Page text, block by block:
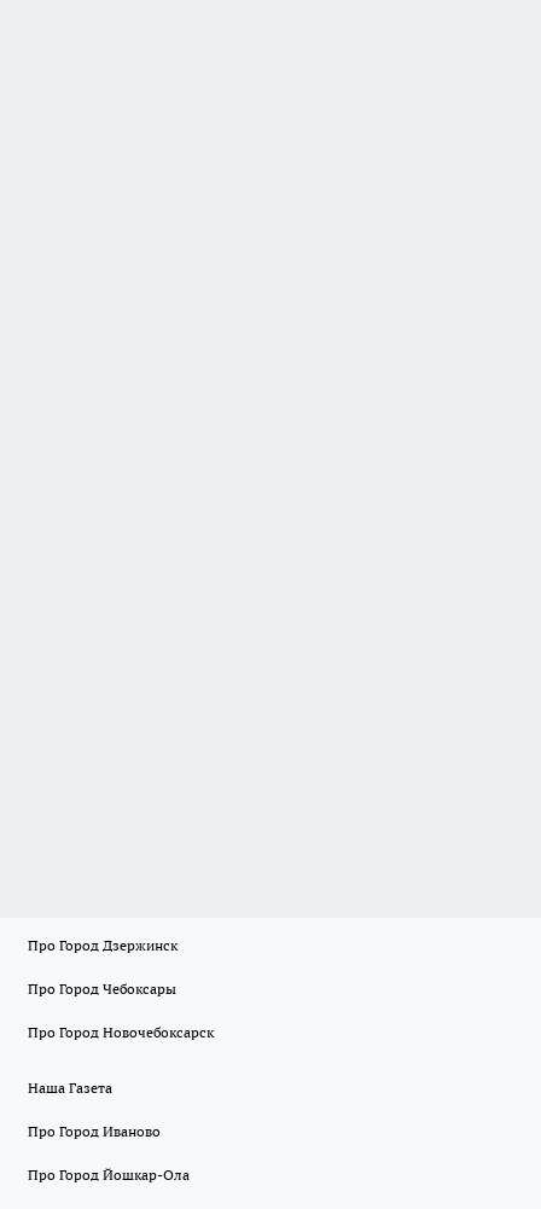
Про Город Дзержинск
Про Город Чебоксары
Про Город Новочебоксарск
Наша Газета
Про Город Иваново
Про Город Йошкар-Ола